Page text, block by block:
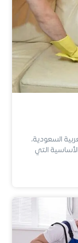
السعودية،
التي